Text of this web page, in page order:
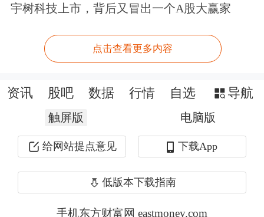
消化。4月重卡销量同比增长39%，显
示终端需求回暖，但汽车产销量环比、
同比回落，后期改善需持续验证。
展望后市，高宁认为，短期多空博弈，
减产带来的底部支撑仍在，但割胶旺季
的供应释放和下游抵触情绪将制约价格
上行空间，需关注天气变化和采购节
奏，警惕高位波动风险。操作层面，当
宇树科技上市，背后又冒出一个A股大赢家
点击查看更多内容
资讯 股吧 数据 行情 自选 导航
触屏版 电脑版
给网站提点意见 下载App
低版本下载指南
手机东方财富网 eastmoney.com